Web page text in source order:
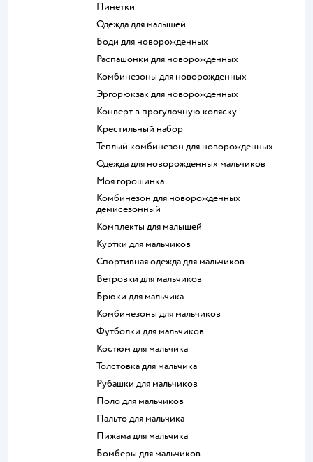
Пинетки
Одежда для малышей
Боди для новорожденных
Распашонки для новорожденных
Комбинезоны для новорожденных
Эргорюкзак для новорожденных
Конверт в прогулочную коляску
Крестильный набор
Теплый комбинезон для новорожденных
Одежда для новорожденных мальчиков
Моя горошинка
Комбинезон для новорожденных
демисезонный
Комплекты для малышей
Куртки для мальчиков
Спортивная одежда для мальчиков
Ветровки для мальчиков
Брюки для мальчика
Комбинезоны для мальчиков
Футболки для мальчиков
Костюм для мальчика
Толстовка для мальчика
Рубашки для мальчиков
Поло для мальчиков
Пальто для мальчика
Пижама для мальчика
Бомберы для мальчиков